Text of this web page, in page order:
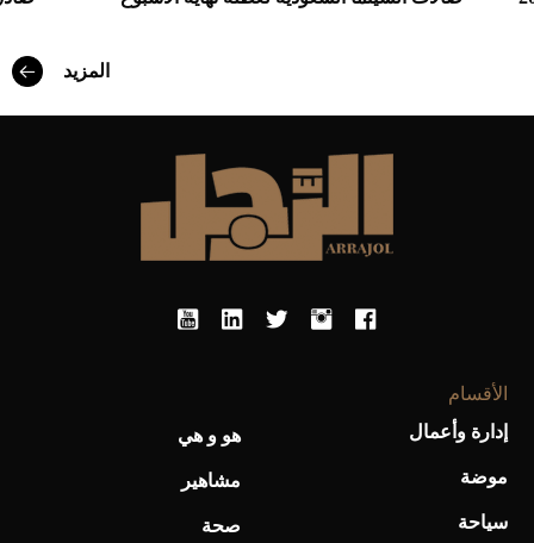
المزيد
الأقسام
إدارة وأعمال
موضة
سياحة
هو و هي
مشاهير
صحة